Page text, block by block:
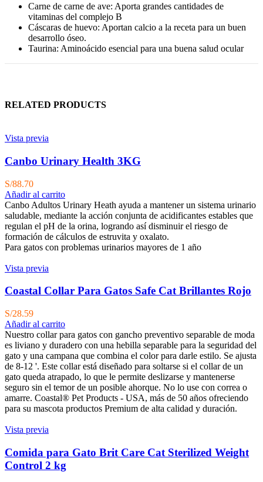
Carne de carne de ave: Aporta grandes cantidades de
vitaminas del complejo B
Cáscaras de huevo: Aportan calcio a la receta para un buen
desarrollo óseo.
Taurina: Aminoácido esencial para una buena salud ocular
RELATED PRODUCTS
Vista previa
Canbo Urinary Health 3KG
S/88.70
Añadir al carrito
Canbo Adultos Urinary Heath ayuda a mantener un sistema urinario
saludable, mediante la acción conjunta de acidificantes estables que
regulan el pH de la orina, logrando así disminuir el riesgo de
formación de cálculos de estruvita y oxalato.
Para gatos con problemas urinarios mayores de 1 año
Vista previa
Coastal Collar Para Gatos Safe Cat Brillantes Rojo
S/28.59
Añadir al carrito
Nuestro collar para gatos con gancho preventivo separable de moda
es liviano y duradero con una hebilla separable para la seguridad del
gato y una campana que combina el color para darle estilo. Se ajusta
de 8-12 '. Este collar está diseñado para soltarse si el collar de un
gato queda atrapado, lo que le permite deslizarse y mantenerse
seguro sin el temor de un posible ahorque. No lo use con correa o
amarre. Coastal® Pet Products - USA, más de 50 años ofreciendo
para su mascota productos Premium de alta calidad y duración.
Vista previa
Comida para Gato Brit Care Cat Sterilized Weight
Control 2 kg